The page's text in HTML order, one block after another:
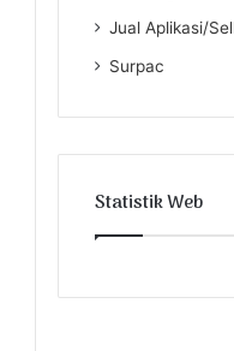
Jual Aplikasi/
Surpac
Statistik Web